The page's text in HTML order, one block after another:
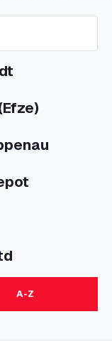
A-Z